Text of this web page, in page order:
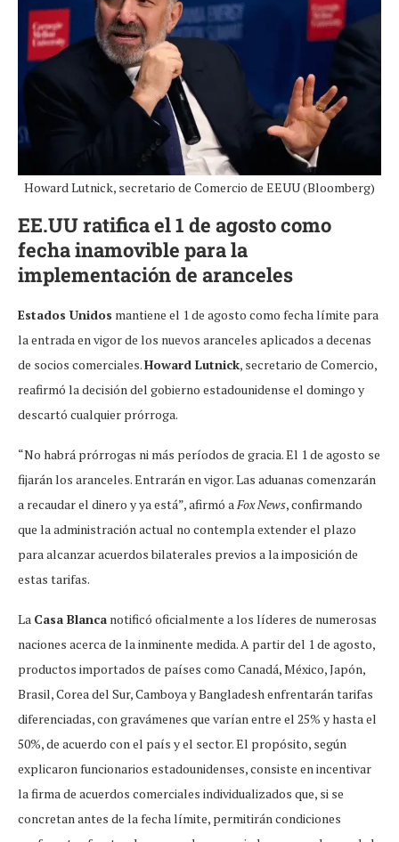
Howard Lutnick, secretario de Comercio de EEUU (Bloomberg)
EE.UU ratifica el 1 de agosto como
fecha inamovible para la
implementación de aranceles
Estados Unidos mantiene el 1 de agosto como fecha límite para
la entrada en vigor de los nuevos aranceles aplicados a decenas
de socios comerciales.Howard Lutnick, secretario de Comercio,
reafirmó la decisión del gobierno estadounidense el domingo y
descartó cualquier prórroga.
“No habrá prórrogas ni más períodos de gracia. El 1 de agosto se
fijarán los aranceles. Entrarán en vigor. Las aduanas comenzarán
a recaudar el dinero y ya está”, afirmó a Fox News, confirmando
que la administración actual no contempla extender el plazo
para alcanzar acuerdos bilaterales previos a la imposición de
estas tarifas.
La Casa Blanca notificó oficialmente a los líderes de numerosas
naciones acerca de la inminente medida. A partir del 1 de agosto,
productos importados de países como Canadá, México, Japón,
Brasil, Corea del Sur, Camboya y Bangladesh enfrentarán tarifas
diferenciadas, con gravámenes que varían entre el 25% y hasta el
50%, de acuerdo con el país y el sector. El propósito, según
explicaron funcionarios estadounidenses, consiste en incentivar
la firma de acuerdos comerciales individualizados que, si se
concretan antes de la fecha límite, permitirán condiciones